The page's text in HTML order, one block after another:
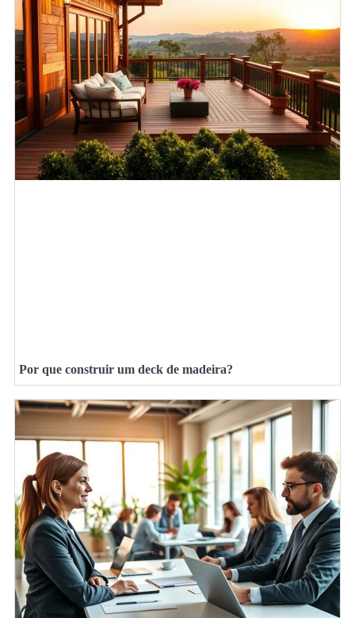
Por que construir um deck de madeira?